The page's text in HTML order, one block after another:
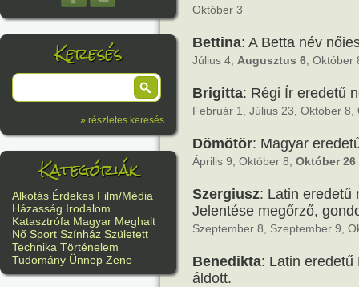
Keresés
» részletes keresés
Kategóriák
Alkotás Érdekes Film/Média
Házasság Irodalom
Katasztrófa Magyar Meghalt
Nő Sport Színház Született
Technika Történelem
Tudomány Ünnep Zene
Október 3
Bettina: A Betta név
Július 4, Augusztus 6 , Október
Brigitta: Régi Ír eredetű
Február 1, Július 23, Október 8,
Dömötör: Magyar
Április 9, Október 8, Október 26
Szergiusz: Latin eredetű
Jelentése megőrző,
Szeptember 8, Szeptember 9,
Benedikta: Latin eredetű
áldott.